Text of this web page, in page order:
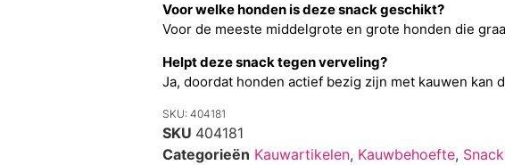
Voor welke honden is deze snack geschikt?
Voor de meeste middelgrote en grote honden die
Helpt deze snack tegen verveling?
Ja, doordat honden actief bezig zijn met kauwen kan
SKU: 404181
SKU 404181
Categorieën Kauwartikelen, Kauwbehoefte,